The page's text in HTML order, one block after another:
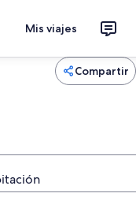
Mis viajes
Compartir